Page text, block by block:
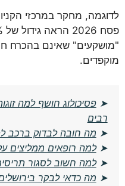
לדוגמה, מחקר במרכזי
"מושקעים" שאינם בהכרח
מוקפדים.
➤פסיכולוג חושף למה
רבים
➤ מה חובה לבדוק ברכב
➤למה רופאים ממליצים
➤למה חשוב לסגור
➤ מה כדאי לבקר